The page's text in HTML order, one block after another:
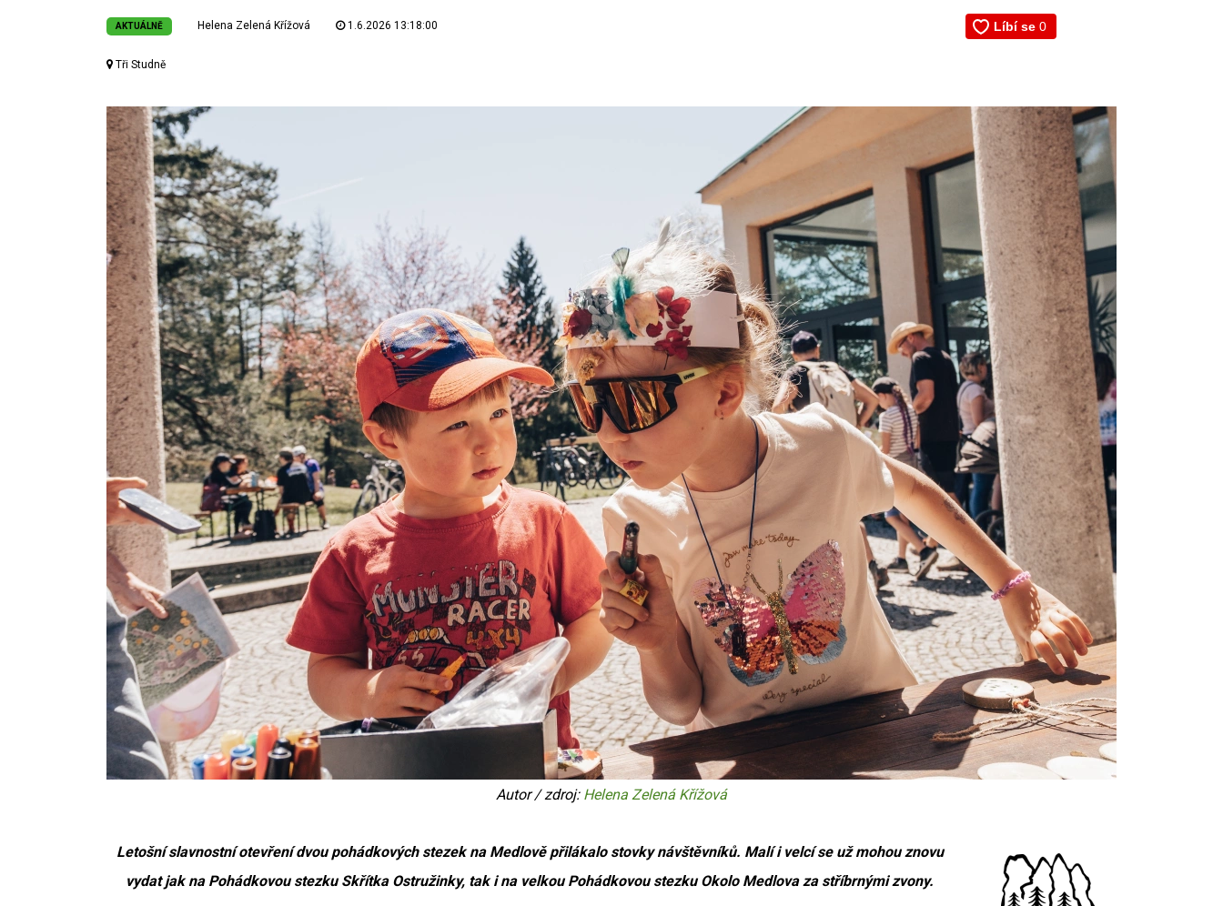
AKTUÁLNĚ Helena Zelená Křížová 1.6.2026 13:18:00
Tři Studně
Autor / zdroj: Helena Zelená Křížová
Letošní slavnostní otevření dvou pohádkových stezek na Medlově přilákalo stovky návštěvníků. Malí i velcí se už mohou znovu
vydat jak na Pohádkovou stezku Skřítka Ostružinky, tak i na velkou Pohádkovou stezku Okolo Medlova za stříbrnými zvony.